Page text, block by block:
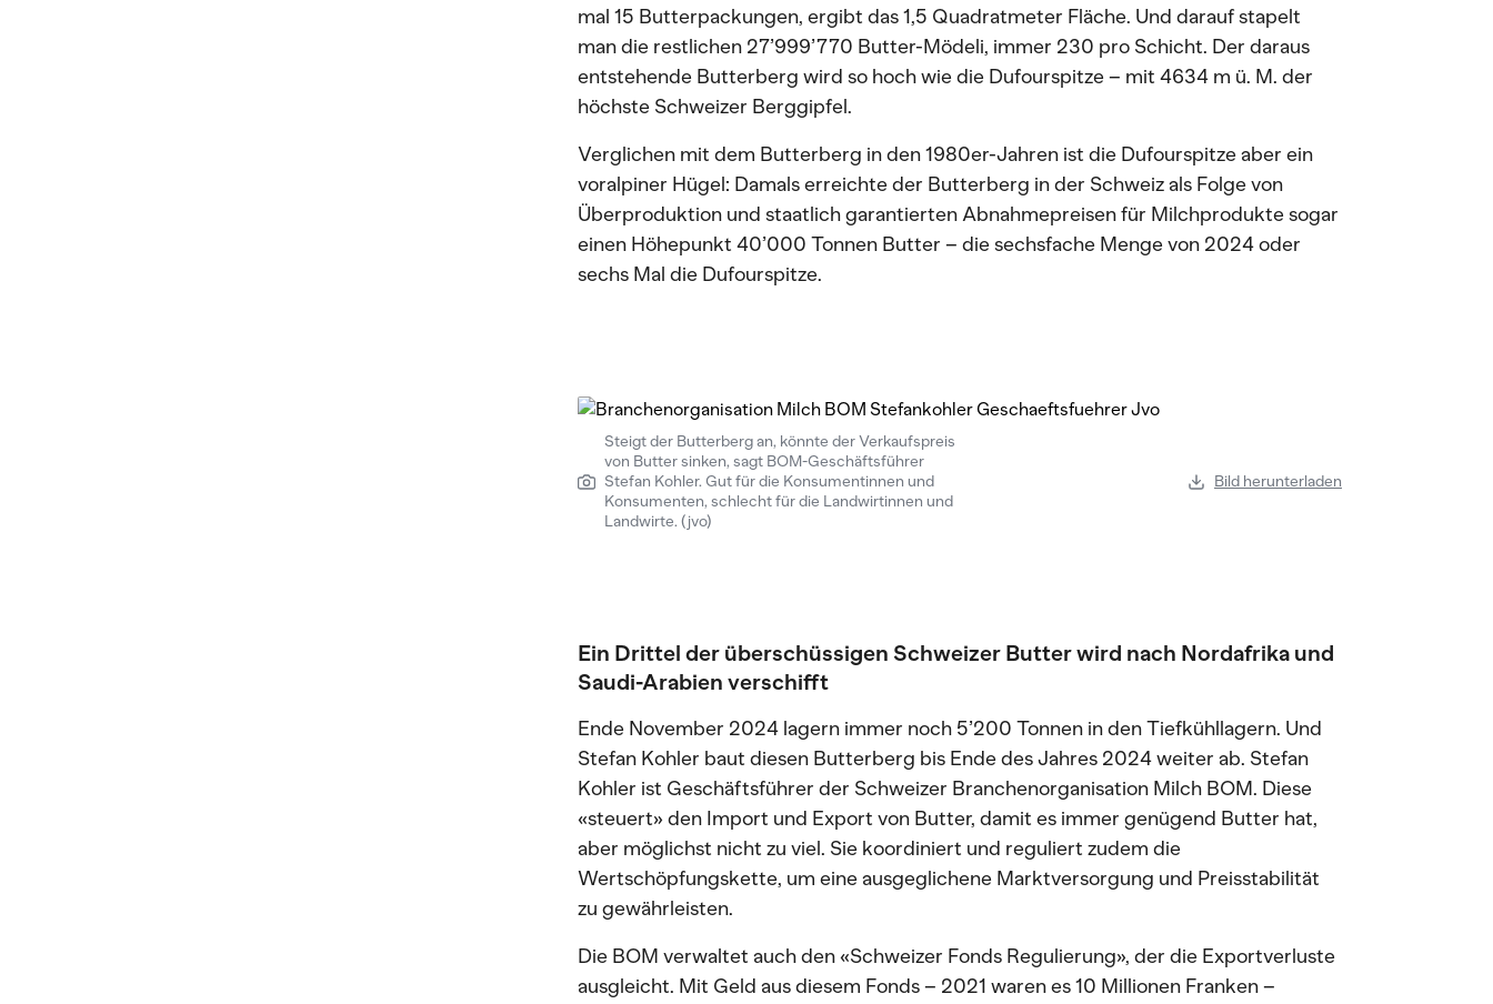
mal 15 Butterpackungen, ergibt das 1,5 Quadratmeter Fläche. Und darauf stapelt
man die restlichen 27’999’770 Butter-Mödeli, immer 230 pro Schicht. Der daraus
entstehende Butterberg wird so hoch wie die Dufourspitze – mit 4634 m ü. M. der
höchste Schweizer Berggipfel.
Verglichen mit dem Butterberg in den 1980er-Jahren ist die Dufourspitze aber ein
voralpiner Hügel: Damals erreichte der Butterberg in der Schweiz als Folge von
Überproduktion und staatlich garantierten Abnahmepreisen für Milchprodukte sogar
einen Höhepunkt 40’000 Tonnen Butter – die sechsfache Menge von 2024 oder
sechs Mal die Dufourspitze.
Steigt der Butterberg an, könnte der Verkaufspreis
von Butter sinken, sagt BOM-Geschäftsführer
Stefan Kohler. Gut für die Konsumentinnen und
Konsumenten, schlecht für die Landwirtinnen und
Landwirte. (jvo)
Bild herunterladen
Ein Drittel der überschüssigen Schweizer Butter wird nach Nordafrika und
Saudi-Arabien verschifft
Ende November 2024 lagern immer noch 5’200 Tonnen in den Tiefkühllagern. Und
Stefan Kohler baut diesen Butterberg bis Ende des Jahres 2024 weiter ab. Stefan
Kohler ist Geschäftsführer der Schweizer Branchenorganisation Milch BOM. Diese
«steuert» den Import und Export von Butter, damit es immer genügend Butter hat,
aber möglichst nicht zu viel. Sie koordiniert und reguliert zudem die
Wertschöpfungskette, um eine ausgeglichene Marktversorgung und Preisstabilität
zu gewährleisten.
Die BOM verwaltet auch den «Schweizer Fonds Regulierung», der die Exportverluste
ausgleicht. Mit Geld aus diesem Fonds – 2021 waren es 10 Millionen Franken –